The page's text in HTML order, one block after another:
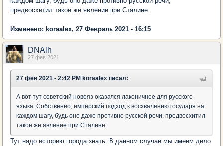
предвосхитил такое же явление при Сталине.
Изменено: koraalex, 27 Февраль 2021 - 16:15
DNAlh
27 фев 2021
27 фев 2021 - 2:42 PM koraalex писал:
А вот тут советский новояз оказался лаконичнее для русского
языка. Собственно, имперский подход к восхвалению государя на
каждом шагу, будь оно даже противно русской речи, предвосхитил
такое же явление при Сталине.
Тут надо историю города знать. В данном случае мы имеем дело